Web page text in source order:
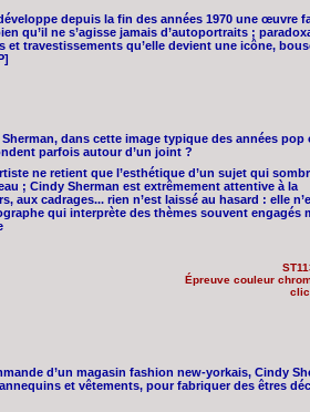
depuis la fin des années 1970 une œuvre
qu’il ne s’agisse jamais d’autoportraits ;
et travestissements qu’elle devient une icône,
dans cette image typique des années pop
parfois autour d’un joint ?
ne retient que l’esthétique d’un sujet qui
; Cindy Sherman est extrêmement attentive à la
aux cadrages... rien n’est laissé au hasard : elle
qui interprète des thèmes souvent engagés
Épreuve couleur
d’un magasin fashion new-yorkais, Cindy
et vêtements, pour fabriquer des êtres